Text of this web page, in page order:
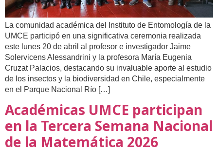
La comunidad académica del Instituto de Entomología de la
UMCE participó en una significativa ceremonia realizada
este lunes 20 de abril al profesor e investigador Jaime
Solervicens Alessandrini y la profesora María Eugenia
Cruzat Palacios, destacando su invaluable aporte al estudio
de los insectos y la biodiversidad en Chile, especialmente
en el Parque Nacional Río […]
Académicas UMCE participan
en la Tercera Semana Nacional
de la Matemática 2026